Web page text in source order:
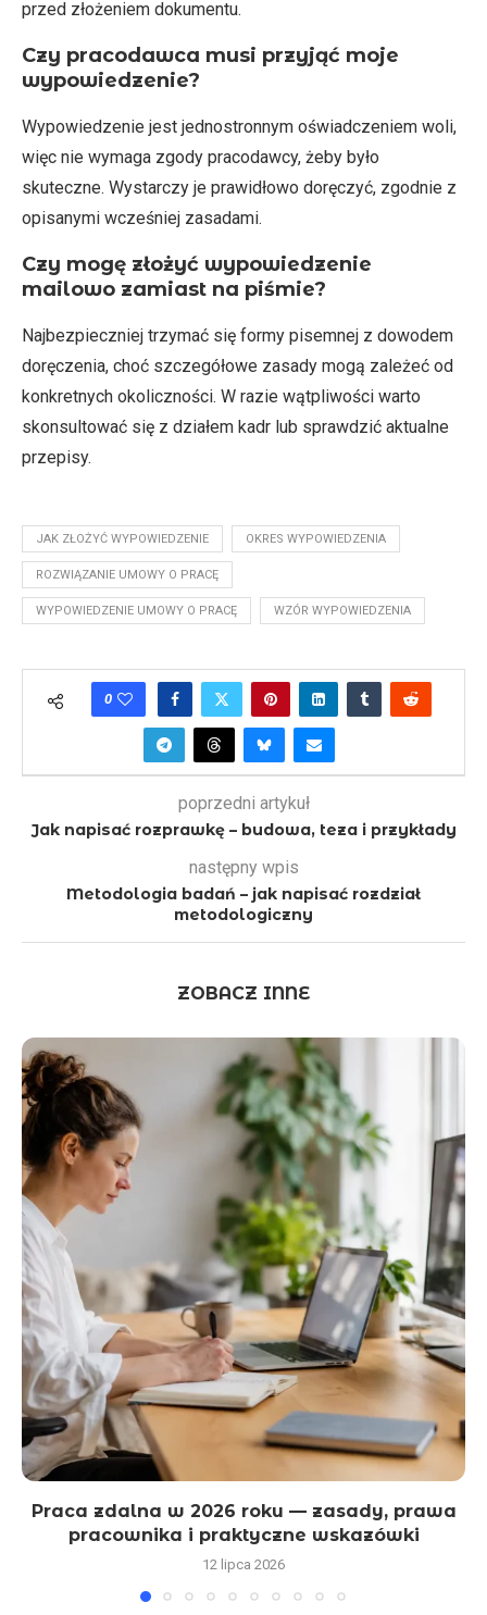
przed złożeniem dokumentu.
Czy pracodawca musi przyjąć moje
wypowiedzenie?
Wypowiedzenie jest jednostronnym oświadczeniem woli,
więc nie wymaga zgody pracodawcy, żeby było
skuteczne. Wystarczy je prawidłowo doręczyć, zgodnie z
opisanymi wcześniej zasadami.
Czy mogę złożyć wypowiedzenie
mailowo zamiast na piśmie?
Najbezpieczniej trzymać się formy pisemnej z dowodem
doręczenia, choć szczegółowe zasady mogą zależeć od
konkretnych okoliczności. W razie wątpliwości warto
skonsultować się z działem kadr lub sprawdzić aktualne
przepisy.
JAK ZŁOŻYĆ WYPOWIEDZENIE OKRES WYPOWIEDZENIA
ROZWIĄZANIE UMOWY O PRACĘ
WYPOWIEDZENIE UMOWY O PRACĘ WZÓR WYPOWIEDZENIA
0
poprzedni artykuł
Jak napisać rozprawkę – budowa, teza i przykłady
następny wpis
Metodologia badań – jak napisać rozdział
metodologiczny
ZOBACZ INNE
Praca zdalna w 2026 roku — zasady, prawa
pracownika i praktyczne wskazówki
12 lipca 2026